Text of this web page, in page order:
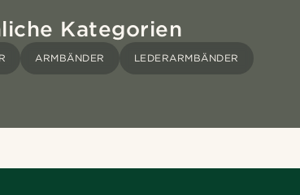
Kategorien
ARMBÄNDER LEDERARMBÄNDER